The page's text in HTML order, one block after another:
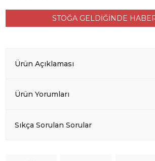
STOĞA GELDİĞİNDE
Ürün Açıklaması
Ürün Yorumları
Sıkça Sorulan Sorular